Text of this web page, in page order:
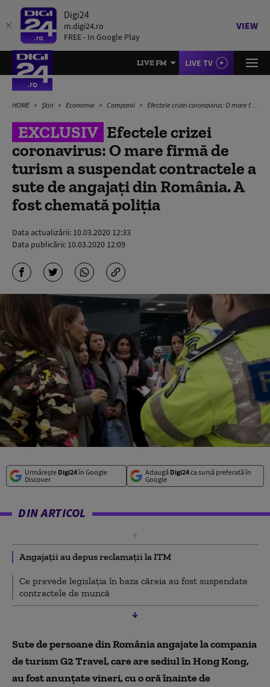
Digi24
m.digi24.ro
FREE - In Google Play
VIEW
LIVE FM LIVE TV
HOME Știri Economie Companii Efectele crizei coronavirus: O mare firmă de turism a suspendat contractele a sute de angajați din România. A fost chemată poliția
EXCLUSIV Efectele crizei
coronavirus: O mare firmă de
turism a suspendat contractele a
sute de angajați din România. A
fost chemată poliția
Data actualizării: 10.03.2020 12:33
Data publicării: 10.03.2020 12:09
Urmărește Digi24în Google
Discover
Adaugă Digi24ca sursă preferată în
Google
DIN ARTICOL
Angajații au depus reclamații la ITM
Ce prevede legislația în baza căreia au fost suspendate
contractele de muncă
Sute de persoane din România angajate la compania
de turism G2 Travel, care are sediul în Hong Kong,
au fost anunțate vineri, cu o oră înainte de